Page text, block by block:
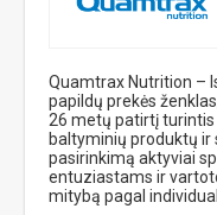
Quamtrax Nutrition –
papildų prekės
26 metų patirtį
baltyminių produktų
pasirinkimą aktyviai
entuziastams ir
mitybą pagal